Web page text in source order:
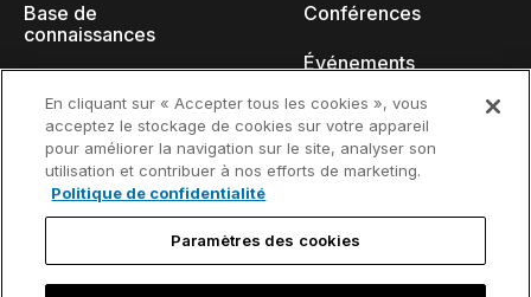
Base de
connaissances
Tutoriels vidéo
Centre de contenu
Conférences
Événements
Blog des
développeurs
Nous contacter
En cliquant sur « Accepter tous les cookies », vous
acceptez le stockage de cookies sur votre appareil
pour améliorer la navigation sur le site, analyser son
utilisation et contribuer à nos efforts de marketing.
Politique de confidentialité
Paramètres des cookies